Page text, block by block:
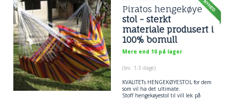
Piratos hengekøye
stol - sterkt
materiale produsert i
100% bomull
Mere end 10 på lager
(lev. 1-3 dage)
KVALITETs HENGEKØYESTOL for dem
som vil ha det ultimate.
Stoff hengekøyestol til vill lek på